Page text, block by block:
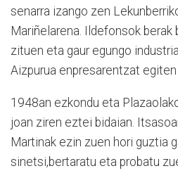
senarra izango zen
Mariñelarena. Ildefonsok berak
zituen eta gaur egungo
Aizpurua enpresarentzat
1948an ezkondu eta
joan ziren eztei bidaian.
Martinak ezin zuen hori guztia
sinetsi,bertaratu eta probatu